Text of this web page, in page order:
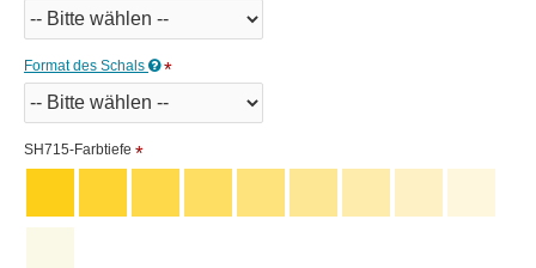
Format des Schals
SH715-Farbtiefe